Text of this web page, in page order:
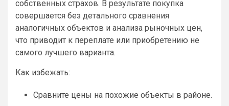
собственных страхов. В результате покупка
совершается без детального сравнения
аналогичных объектов и анализа рыночных цен,
что приводит к переплате или приобретению не
самого лучшего варианта.
Как избежать:
Сравните цены на похожие объекты в районе.